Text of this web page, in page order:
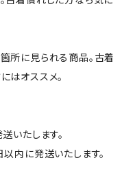
所に見られる商品。古着
はオススメ。
いたします。
内に発送いたします。